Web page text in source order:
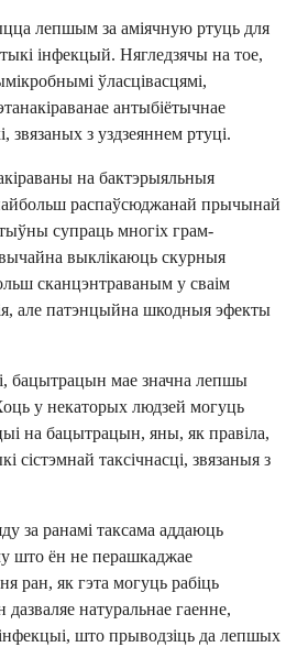
лепшым за аміячную ртуць для
інфекцый. Нягледзячы на тое,
ўласцівасцямі,
антыбіётычнае
звязаных з уздзеяннем ртуці.
на бактэрыяльныя
распаўсюджанай прычынай
супраць многіх грам-
выклікаюць скурныя
сканцэнтраваным у сваім
але патэнцыйна шкодныя эфекты
бацытрацын мае значна лепшы
у некаторых людзей могуць
на бацытрацын, яны, як правіла,
сістэмнай таксічнасці, звязаныя з
за ранамі таксама аддаюць
што ён не перашкаджае
ран, як гэта могуць рабіць
натуральнае гаенне,
што прыводзіць да лепшых